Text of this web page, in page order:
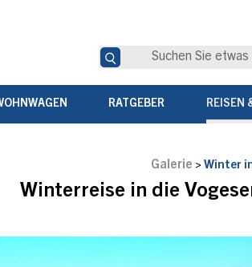
RATGEBER REISEN
Galerie > Winter
Winterreise in die